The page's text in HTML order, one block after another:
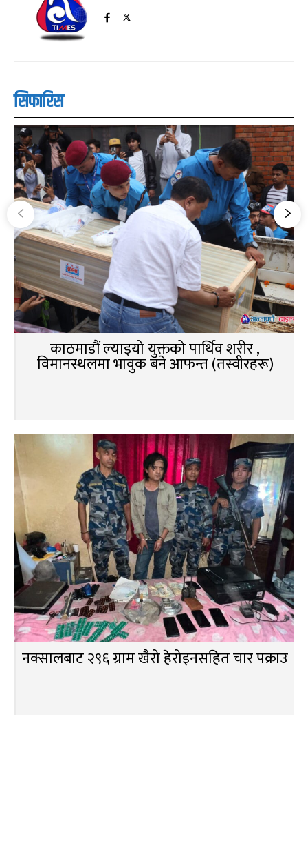
सिफारिस
काठमाडौं ल्याइयो युक्तको पार्थिव शरीर ,
विमानस्थलमा भावुक बने आफन्त (तस्वीरहरू)
नक्सालबाट २९६ ग्राम खैरो हेरोइनसहित चार पक्राउ